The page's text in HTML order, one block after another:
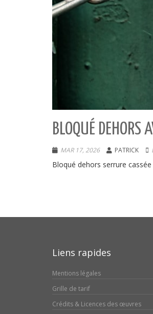
BLOQUÉ DEHORS
MAR 17, 2026 PATRICK
Bloqué dehors serrure
Liens rapides
Mentions légales
Grille de tarif
Crédits & Licences des œuvres